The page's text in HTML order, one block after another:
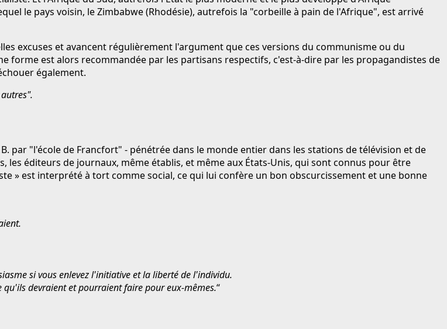
le pays voisin, le Zimbabwe (Rhodésie), autrefois la "corbeille à pain de l'Afrique", est arrivé
excuses et avancent régulièrement l'argument que ces versions du communisme ou du
forme est alors recommandée par les partisans respectifs, c'est-à-dire par les propagandistes de
également.
par "l'école de Francfort" - pénétrée dans le monde entier dans les stations de télévision et de
les éditeurs de journaux, même établis, et même aux États-Unis, qui sont connus pour être
» est interprété à tort comme social, ce qui lui confère un bon obscurcissement et une bonne
si vous enlevez l'initiative et la liberté de l'individu.
devraient et pourraient faire pour eux-mêmes.“